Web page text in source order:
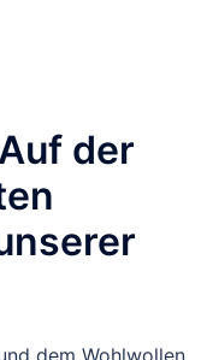
der
dem Wohlwollen